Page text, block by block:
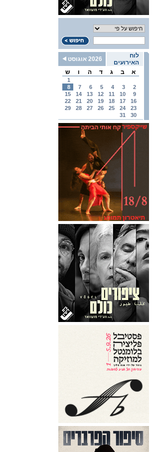
לוח
האירועים
2026 אוגוסט
א
ב ג ד ה ו ש
1
2
3
4
5
6
7
8
9
10
11
12
13
14
15
16
17
18
19
20
21
22
23
24
25
26
27
28
29
30
31